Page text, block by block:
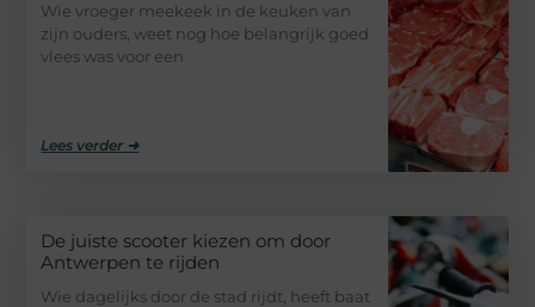
Wie vroeger meekeek in de keuken van
zijn ouders, weet nog hoe belangrijk goed
vlees was voor een
Lees verder ➜
De juiste scooter kiezen om door
Antwerpen te rijden
Wie dagelijks door de stad rijdt, heeft baat